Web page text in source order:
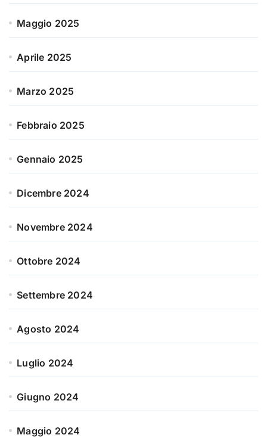
Maggio 2025
Aprile 2025
Marzo 2025
Febbraio 2025
Gennaio 2025
Dicembre 2024
Novembre 2024
Ottobre 2024
Settembre 2024
Agosto 2024
Luglio 2024
Giugno 2024
Maggio 2024